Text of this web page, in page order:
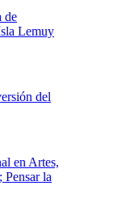
de
Lemuy
del
en Artes,
Pensar la